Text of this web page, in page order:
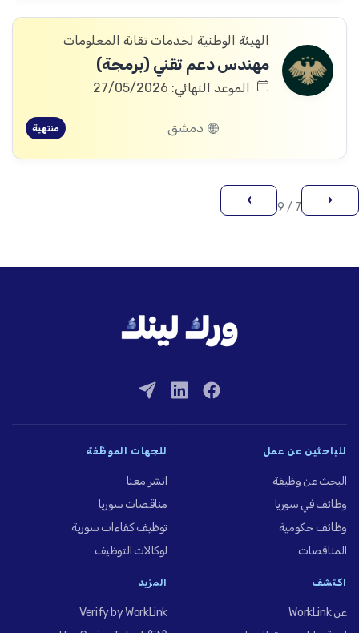
الهيئة الوطنية لخدمات تقانة المعلومات
مهندس دعم تقني (برمجة)
الموعد النهائي: 27/05/2026
دمشق منتهية
‹
7 / 9
›
للباحثين عن عمل
البحث عن وظيفة
وظائف في سوريا
وظائف حكومية
المناقصات
للجهات الموظِّفة
انشر معنا
مناقصات سوريا
توظيف كفاءات سورية
لوكالات التوظيف
اكتشف
عن WorkLink
المزيد
Verify by WorkLink